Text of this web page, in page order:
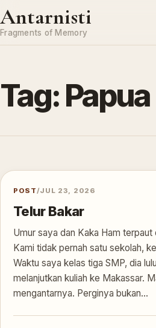
Skip to content
Antarnisti
Fragments of Memory
Tag:Papua
POST/JUL 23, 2026
Telur Bakar
Umur saya dan Kaka Ham terpaut
Kami tidak pernah satu sekolah,
Waktu saya kelas tiga SMP, dia
melanjutkan kuliah ke Makassar.
mengantarnya. Perginya bukan…